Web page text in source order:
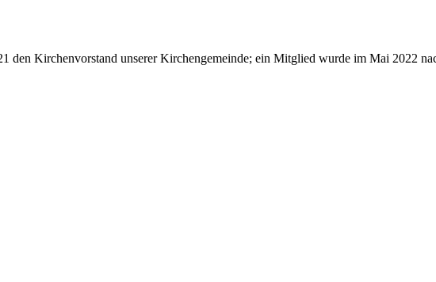
den Kirchenvorstand unserer Kirchengemeinde; ein Mitglied wurde im Mai 2022